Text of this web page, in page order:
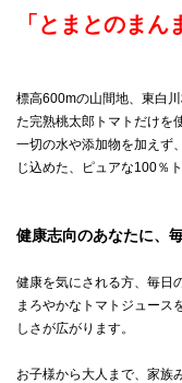
「とまとのまん
標高600mの山間地、東白
た完熟桃太郎トマトだけを
一切の水や添加物を加えず
じ込めた、ピュアな100％
健康志向のあなたに、
健康を気にされる方、毎日
まろやかなトマトジュース
しさが広がります。
お子様から大人まで、家族